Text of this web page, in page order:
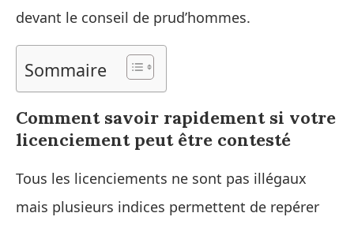
devant le conseil de prud’hommes.
Sommaire
Comment savoir rapidement si votre
licenciement peut être contesté
Tous les licenciements ne sont pas illégaux
mais plusieurs indices permettent de repérer